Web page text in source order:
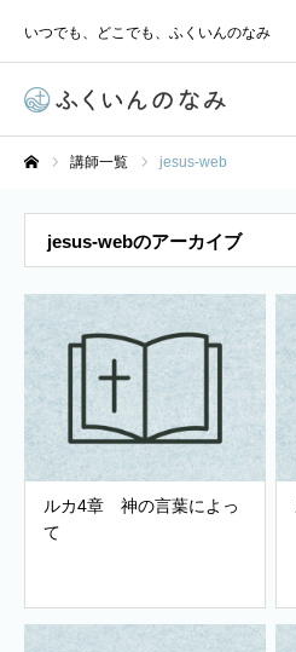
いつでも、どこでも、ふくいんのなみ
講師一覧 jesus-web
jesus-webのアーカイブ
ルカ4章 神の言葉によっ
て